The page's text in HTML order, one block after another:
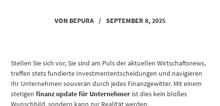
VON BEPURA / SEPTEMBER 8, 2025
Stellen Sie sich vor, Sie sind am Puls der aktuellen Wirtschaftsnews,
treffen stets fundierte Investmententscheidungen und navigieren
Ihr Unternehmen souverän durch jedes Finanzgewitter. Mit einem
stetigenfinanz update für Unternehmer ist dies kein bloßes
Wunschbild, sondern kann zur Realität werden.